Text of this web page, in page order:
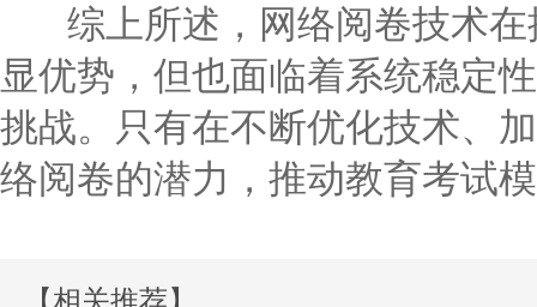
综上所述，网络阅卷技术在
显优势，但也面临着系统稳定
挑战。只有在不断优化技术、
络阅卷的潜力，推动教育考试
【相关推荐】